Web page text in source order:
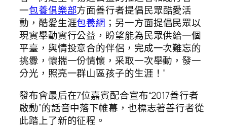
一包養俱樂部方面善行者提倡民眾酷愛活
動，酷愛生涯包養網 ；另一方面提倡民眾以
現實舉動實行公益，盼望能為民眾供給一個
平臺，與情投意合的伴侶，完成一次難忘的
挑釁，懷揣一份情懷，采取一次舉動，發一
分光，照亮一群山區孩子的生涯！”
發布會最后在7位嘉賓配合宣布“2017善行者
啟動”的話音中落下帷幕，也標志著善行者從
此踏上了新的征程。